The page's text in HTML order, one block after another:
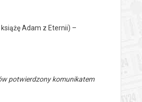
Adam z Eternii) –
potwierdzony komunikatem